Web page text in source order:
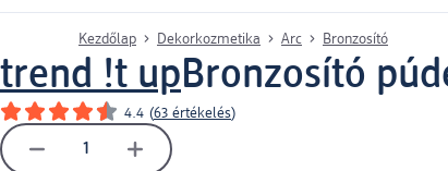
Kezdőlap Dekorkozmetika Arc Bronzosító
trend !t upBronzosító
4.4 (63 értékelés)